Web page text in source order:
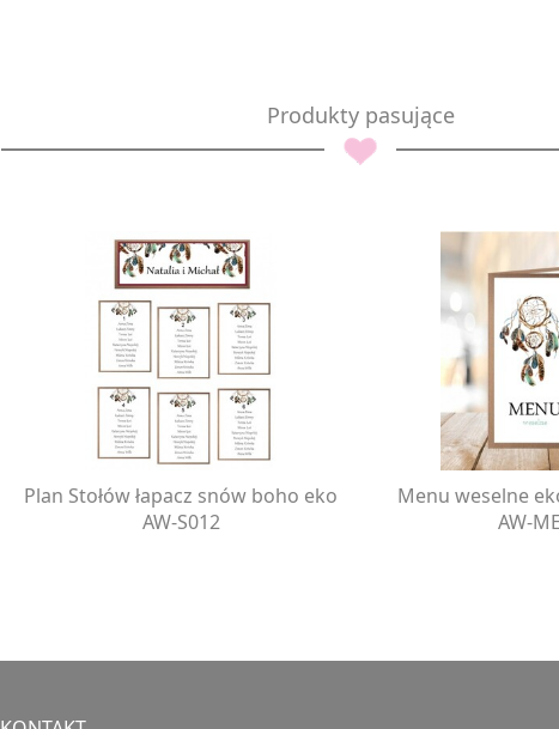
Produkty pasujące
Plan Stołów łapacz snów boho eko
AW-S012
Menu weselne
AW-